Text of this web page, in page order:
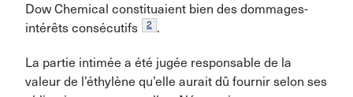
Dow Chemical constituaient bien des dommages-
intérêts consécutifs
2 .
La partie intimée a été jugée responsable de la
valeur de l’éthylène qu’elle aurait dû fournir selon ses